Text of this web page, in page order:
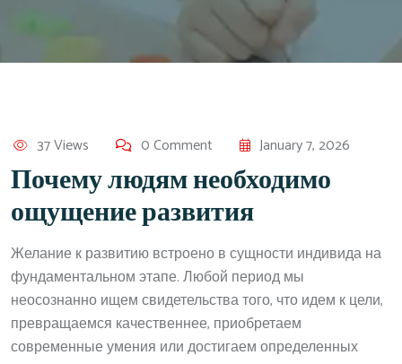
37 Views 0 Comment January 7, 2026
Почему людям необходимо
ощущение развития
Желание к развитию встроено в сущности индивида на
фундаментальном этапе. Любой период мы
неосознанно ищем свидетельства того, что идем к цели,
превращаемся качественнее, приобретаем
современные умения или достигаем определенных